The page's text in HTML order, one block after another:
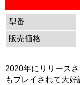
型番
販売価格
2020年にリリース
もプレイされて大